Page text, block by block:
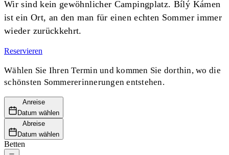
Wir sind kein gewöhnlicher Campingplatz. Bílý Kámen
ist ein Ort, an den man für einen echten Sommer immer
wieder zurückkehrt.
Reservieren
Wählen Sie Ihren Termin und kommen Sie dorthin, wo die
schönsten Sommererinnerungen entstehen.
Anreise
Datum wählen
Abreise
Datum wählen
Betten